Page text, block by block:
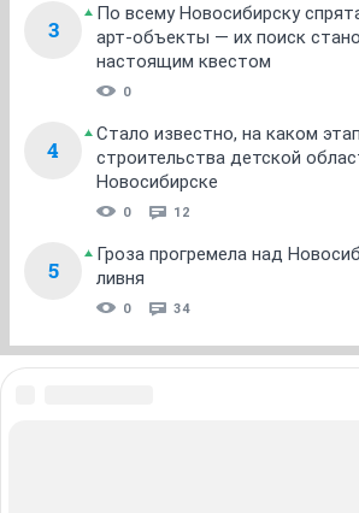
3
По всему Новосибирску
арт-объекты — их поиск
настоящим квестом
0
4
Стало известно, на каком
строительства детской
Новосибирске
0 12
5
Гроза прогремела над
ливня
0 34